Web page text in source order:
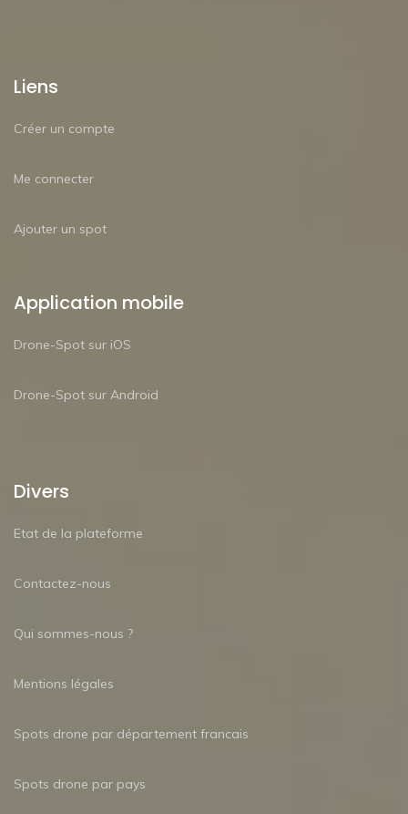
Liens
Créer un compte
Me connecter
Ajouter un spot
Application mobile
Drone-Spot sur iOS
Drone-Spot sur Android
Divers
Etat de la plateforme
Contactez-nous
Qui sommes-nous ?
Mentions légales
Spots drone par département francais
Spots drone par pays